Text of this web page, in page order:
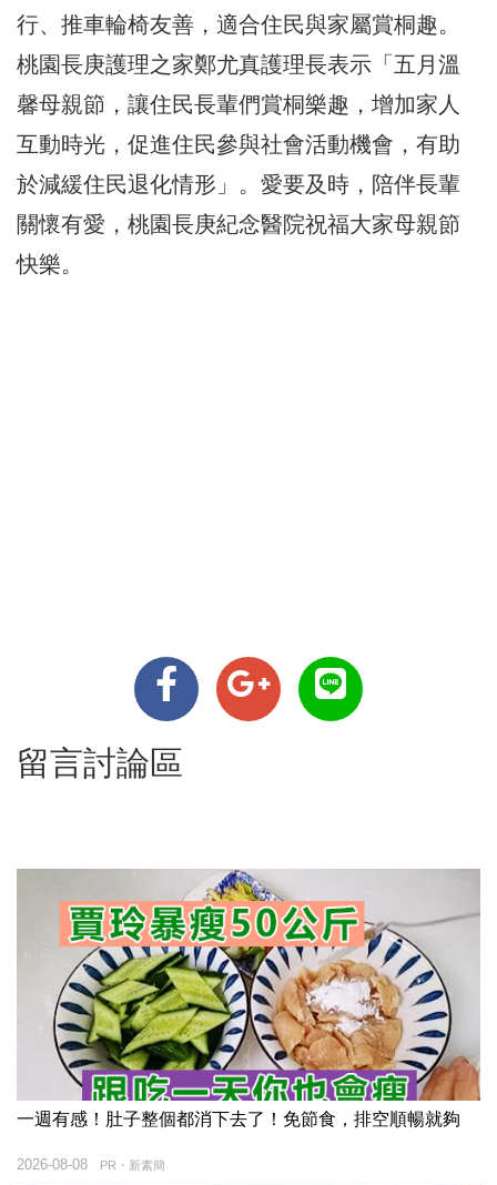
行、推車輪椅友善，適合住民與家屬賞桐趣。
桃園長庚護理之家鄭尤真護理長表示「五月溫
馨母親節，讓住民長輩們賞桐樂趣，增加家人
互動時光，促進住民參與社會活動機會，有助
於減緩住民退化情形」。愛要及時，陪伴長輩
關懷有愛，桃園長庚紀念醫院祝福大家母親節
快樂。
留言討論區
一週有感！肚子整個都消下去了！免節食，排空順暢就夠
PR・新素簡
2026-08-08